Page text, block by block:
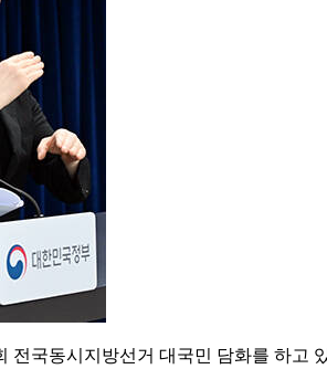
전국동시지방선거 대국민 담화를 하고